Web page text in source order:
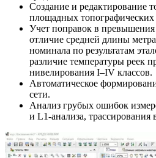
Создание и редактирование
площадных топографических
Учет поправок в превышения
отличие средней длины
номинала по результатам
различие температуры реек
нивелирования I–IV классов.
Автоматическое
сети.
Анализ грубых ошибок
и L1-анализа,